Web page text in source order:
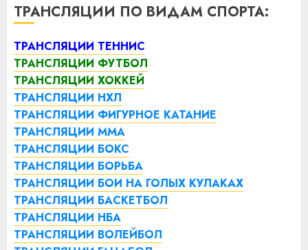
ТРАНСЛЯЦИИ ПО ВИДАМ СПОРТА:
ТРАНСЛЯЦИИ ТЕННИС
ТРАНСЛЯЦИИ ФУТБОЛ
ТРАНСЛЯЦИИ ХОККЕЙ
ТРАНСЛЯЦИИ НХЛ
ТРАНСЛЯЦИИ ФИГУРНОЕ КАТАНИЕ
ТРАНСЛЯЦИИ ММА
ТРАНСЛЯЦИИ БОКС
ТРАНСЛЯЦИИ БОРЬБА
ТРАНСЛЯЦИИ БОИ НА ГОЛЫХ КУЛАКАХ
ТРАНСЛЯЦИИ БАСКЕТБОЛ
ТРАНСЛЯЦИИ НБА
ТРАНСЛЯЦИИ ВОЛЕЙБОЛ